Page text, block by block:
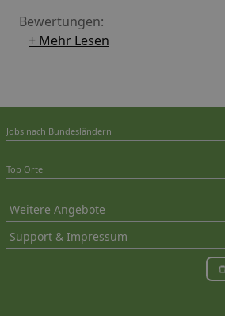
Bewertungen:
+ Mehr Lesen
Jobs nach Bundesländern
Top Orte
Weitere Angebote
Support & Impressum